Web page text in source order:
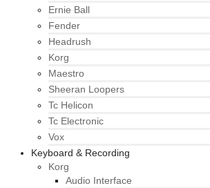
Ernie Ball
Fender
Headrush
Korg
Maestro
Sheeran Loopers
Tc Helicon
Tc Electronic
Vox
Keyboard & Recording
Korg
Audio Interface